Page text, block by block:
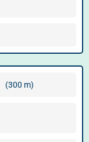
(300 m)